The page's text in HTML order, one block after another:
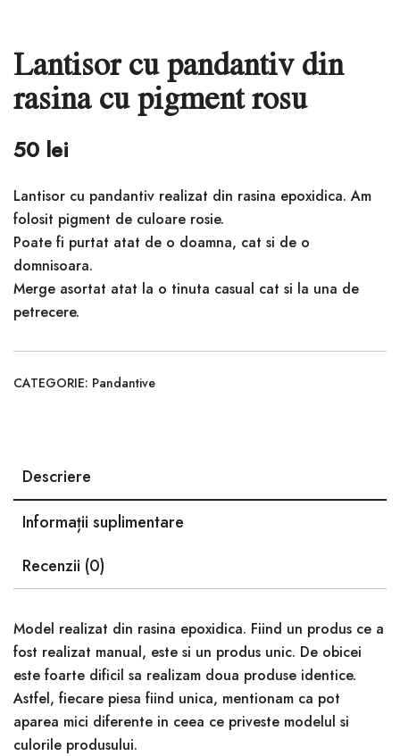
Lantisor cu pandantiv din
rasina cu pigment rosu
50 lei
Lantisor cu pandantiv realizat din rasina epoxidica. Am
folosit pigment de culoare rosie.
Poate fi purtat atat de o doamna, cat si de o
domnisoara.
Merge asortat atat la o tinuta casual cat si la una de
petrecere.
CATEGORIE: Pandantive
Descriere
Informații suplimentare
Recenzii (0)
Model realizat din rasina epoxidica. Fiind un produs ce a
fost realizat manual, este si un produs unic. De obicei
este foarte dificil sa realizam doua produse identice.
Astfel, fiecare piesa fiind unica, mentionam ca pot
aparea mici diferente in ceea ce priveste modelul si
culorile produsului.